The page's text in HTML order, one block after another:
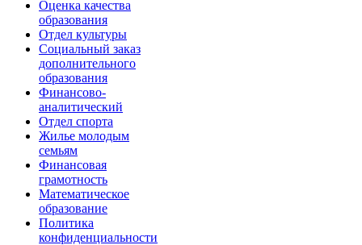
Оценка качества
образования
Отдел культуры
Социальный заказ
дополнительного
образования
Финансово-
аналитический
Отдел спорта
Жилье молодым
семьям
Финансовая
грамотность
Математическое
образование
Политика
конфиденциальности